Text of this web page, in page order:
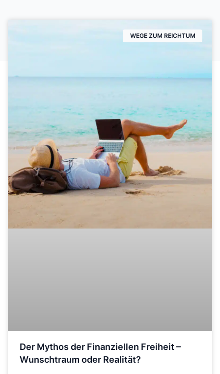
WEGE ZUM REICHTUM
Der Mythos der Finanziellen Freiheit –
Wunschtraum oder Realität?